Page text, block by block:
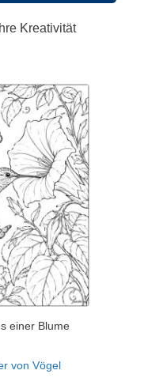
Kreativität
einer Blume
von Vögel